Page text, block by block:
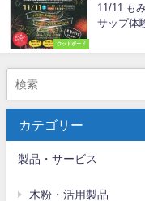
ウッドボード
11/11 も
サップ体
カテゴリー
製品・サービス
木粉・活用製品